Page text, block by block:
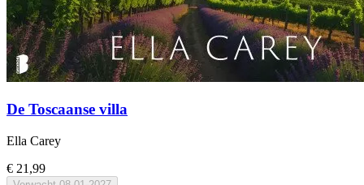
De Toscaanse villa
Ella Carey
€ 21,99